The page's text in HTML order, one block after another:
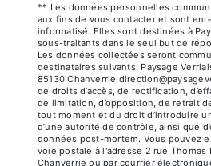
** Les données personnelles
aux fins de vous contacter et sont
informatisé. Elles sont destinées à
sous-traitants dans le seul but de
Les données collectées seront
destinataires suivants: Paysage
85130 Chanverrie
de droits d’accès, de rectification,
de limitation, d’opposition, de retrait
tout moment et du droit d’introduire
d’une autorité de contrôle, ainsi que
données post-mortem. Vous pouvez
voie postale à l'adresse 2 rue Thomas
Chanverrie ou par courrier